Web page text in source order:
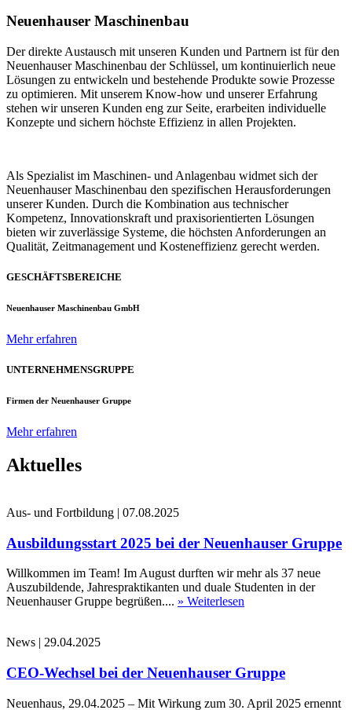
Neuenhauser Maschinenbau
Der direkte Austausch mit unseren Kunden und Partnern ist für den
Neuenhauser Maschinenbau der Schlüssel, um kontinuierlich neue
Lösungen zu entwickeln und bestehende Produkte sowie Prozesse
zu optimieren. Mit unserem Know-how und unserer Erfahrung
stehen wir unseren Kunden eng zur Seite, erarbeiten individuelle
Konzepte und sichern höchste Effizienz in allen Projekten.
Als Spezialist im Maschinen- und Anlagenbau widmet sich der
Neuenhauser Maschinenbau den spezifischen Herausforderungen
unserer Kunden. Durch die Kombination aus technischer
Kompetenz, Innovationskraft und praxisorientierten Lösungen
bieten wir zuverlässige Systeme, die höchsten Anforderungen an
Qualität, Zeitmanagement und Kosteneffizienz gerecht werden.
GESCHÄFTSBEREICHE
Neuenhauser Maschinenbau GmbH
Mehr erfahren
UNTERNEHMENSGRUPPE
Firmen der Neuenhauser Gruppe
Mehr erfahren
Aktuelles
Aus- und Fortbildung | 07.08.2025
Ausbildungsstart 2025 bei der Neuenhauser Gruppe
Willkommen im Team! Im August durften wir mehr als 37 neue
Auszubildende, Jahrespraktikanten und duale Studenten in der
Neuenhauser Gruppe begrüßen.... » Weiterlesen
News | 29.04.2025
CEO-Wechsel bei der Neuenhauser Gruppe
Neuenhaus, 29.04.2025 – Mit Wirkung zum 30. April 2025 ernennt